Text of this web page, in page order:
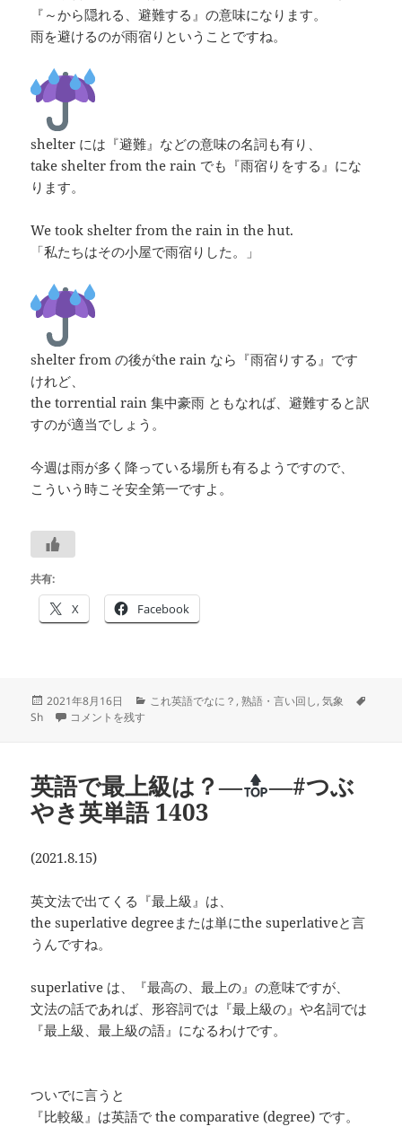
『～から隠れる、避難する』の意味になります。
雨を避けるのが雨宿りということですね。
shelter には『避難』などの意味の名詞も有り、
take shelter from the rain でも『雨宿りをする』にな
ります。
We took shelter from the rain in the hut.
「私たちはその小屋で雨宿りした。」
shelter from の後がthe rain なら『雨宿りする』です
けれど、
the torrential rain 集中豪雨 ともなれば、避難すると訳
すのが適当でしょう。
今週は雨が多く降っている場所も有るようですので、
こういう時こそ安全第一ですよ。
共有:
X Facebook
投
稿
2021年8月16日
カ
これ英語でなに？ ,熟語・言い回し,気象
Sh 「雨宿りする」の英語は？―
コメントを残す
英語で最上級は？―
―#つぶ
やき英単語 1403
(2021.8.15)
英文法で出てくる『最上級』は、
the superlative degreeまたは単にthe superlativeと言
うんですね。
superlative は、『最高の、最上の』の意味ですが、
文法の話であれば、形容詞では『最上級の』や名詞では
『最上級、最上級の語』になるわけです。
ついでに言うと
『比較級』は英語で the comparative (degree) です。